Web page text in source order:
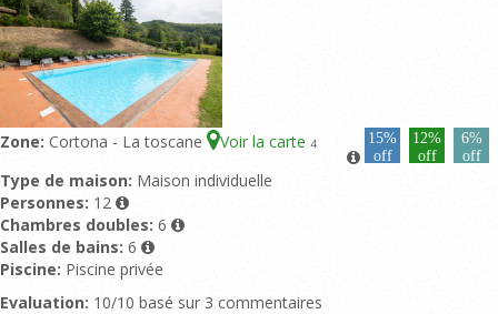
Zone: Cortona - La toscane Voir la carte 4
15%
off
12%
off
6%
off
Type de maison: Maison individuelle
Personnes: 12
Chambres doubles: 6
Salles de bains: 6
Piscine: Piscine privée
Evaluation: 10/10 basé sur 3 commentaires